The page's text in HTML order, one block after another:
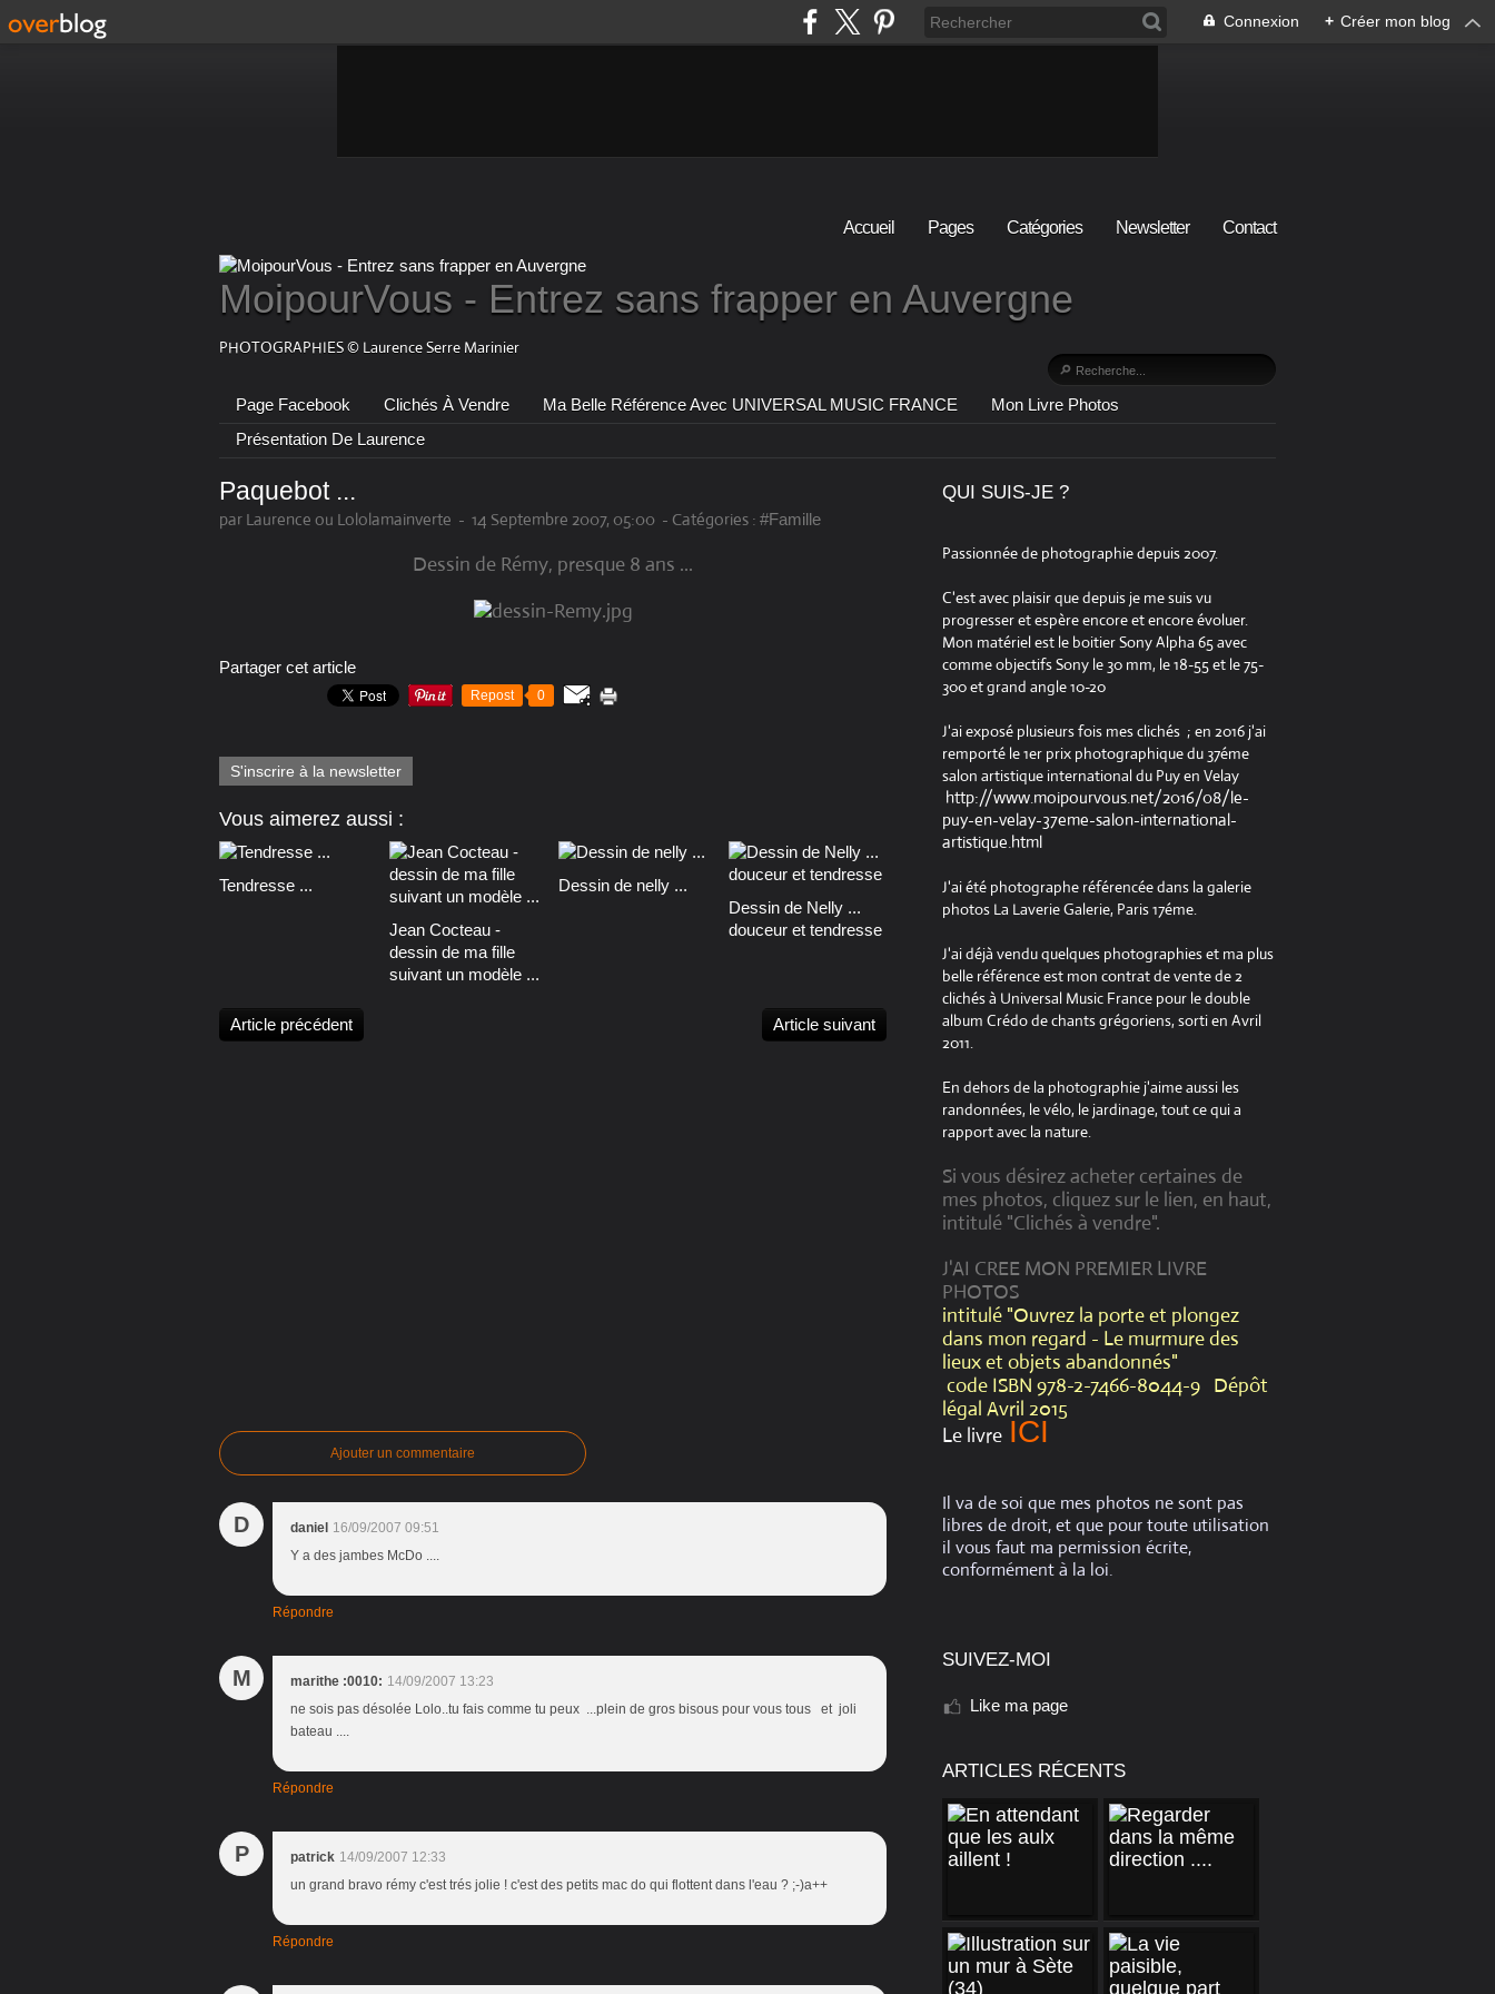
Connexion + Créer mon blog
Accueil Pages Catégories Newsletter Contact
MoipourVous - Entrez sans frapper en Auvergne
PHOTOGRAPHIES © Laurence Serre Marinier
Page Facebook Clichés À Vendre Ma Belle Référence Avec UNIVERSAL MUSIC FRANCE
Mon Livre Photos
Présentation De Laurence
Paquebot ...
par Laurence ou Lololamainverte - 14 Septembre 2007, 05:00 - Catégories : #Famille
Dessin de Rémy, presque 8 ans ...
Partager cet article
Repost 0
S'inscrire à la newsletter
Vous aimerez aussi :
Tendresse ...
Jean Cocteau -
dessin de ma fille
suivant un modèle ...
Dessin de nelly ...
Dessin de Nelly ...
douceur et tendresse
Article précédent Article suivant
Ajouter un commentaire
D daniel 16/09/2007 09:51
Y a des jambes McDo ....
Répondre
M marithe :0010: 14/09/2007 13:23
ne sois pas désolée Lolo..tu fais comme tu peux ...plein de gros bisous pour vous tous et joli
bateau ....
Répondre
P patrick 14/09/2007 12:33
un grand bravo rémy c'est trés jolie ! c'est des petits mac do qui flottent dans l'eau ? ;-)a++
Répondre
QUI SUIS-JE ?
Passionnée de photographie depuis 2007.
C'est avec plaisir que depuis je me suis vu
progresser et espère encore et encore évoluer.
Mon matériel est le boitier Sony Alpha 65 avec
comme objectifs Sony le 30 mm, le 18-55 et le 75-
300 et grand angle 10-20
J'ai exposé plusieurs fois mes clichés ; en 2016 j'ai
remporté le 1er prix photographique du 37éme
salon artistique international du Puy en Velay
http://www.moipourvous.net/2016/08/le-
puy-en-velay-37eme-salon-international-
artistique.html
J'ai été photographe référencée dans la galerie
photos La Laverie Galerie, Paris 17éme.
J'ai déjà vendu quelques photographies et ma plus
belle référence est mon contrat de vente de 2
clichés à Universal Music France pour le double
album Crédo de chants grégoriens, sorti en Avril
2011.
En dehors de la photographie j'aime aussi les
randonnées, le vélo, le jardinage, tout ce qui a
rapport avec la nature.
Si vous désirez acheter certaines de
mes photos, cliquez sur le lien, en haut,
intitulé "Clichés à vendre".
J'AI CREE MON PREMIER LIVRE
PHOTOS
intitulé "Ouvrez la porte et plongez
dans mon regard - Le murmure des
lieux et objets abandonnés"
code ISBN 978-2-7466-8044-9 Dépôt
légal Avril 2015
Le livre ICI
Il va de soi que mes photos ne sont pas
libres de droit, et que pour toute utilisation
il vous faut ma permission écrite,
conformément à la loi.
SUIVEZ-MOI
Like ma page
ARTICLES RÉCENTS